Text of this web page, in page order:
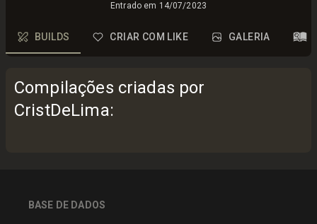
Entrado em 14/07/2023
BUILDS CRIAR COM LIKE GALERIA
Compilações criadas por
CristDeLima:
BASE DE DADOS